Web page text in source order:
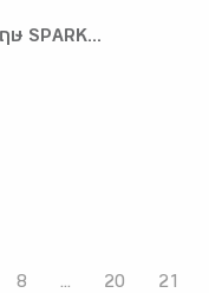
ษ SPARK...
8 ... 20 21